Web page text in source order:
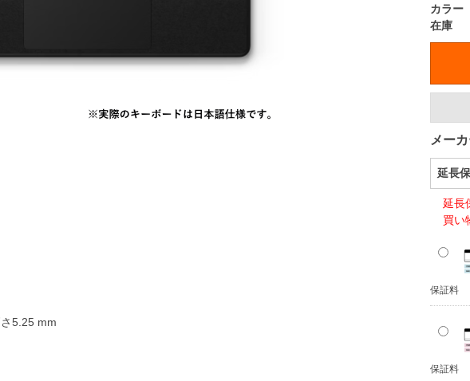
5.25 mm
カラー
在庫
メー
延長
延長
買い
保証料
保証料